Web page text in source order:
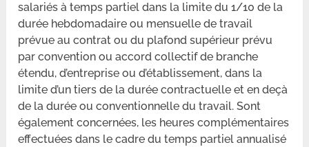
salariés à temps partiel dans la limite du 1/10 de la
durée hebdomadaire ou mensuelle de travail
prévue au contrat ou du plafond supérieur prévu
par convention ou accord collectif de branche
étendu, d’entreprise ou d’établissement, dans la
limite d’un tiers de la durée contractuelle et en deçà
de la durée ou conventionnelle du travail. Sont
également concernées, les heures complémentaires
effectuées dans le cadre du temps partiel annualisé